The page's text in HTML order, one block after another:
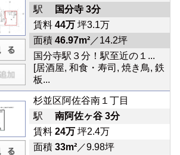
駅
国分寺 3分
賃料 44万坪3.1万
面積 46.97m²／14.2坪
国分寺駅３分！駅至近の１...
[居酒屋, 和食・寿司, 焼き鳥, 鉄
板...
杉並区阿佐谷南１丁目
駅 南阿佐ヶ谷 3分
賃料 24万坪2.4万
面積 33m²／9.98坪